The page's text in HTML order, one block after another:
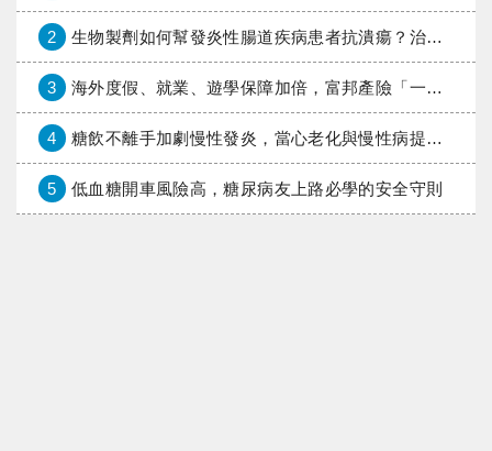
2 生物製劑如何幫發炎性腸道疾病患者抗潰瘍？治療進展與健保給付困境一次看
3 海外度假、就業、遊學保障加倍，富邦產險「一期逐夢」專案加碼遠距醫療與緊急救援
4 糖飲不離手加劇慢性發炎，當心老化與慢性病提早報到
5 低血糖開車風險高，糖尿病友上路必學的安全守則